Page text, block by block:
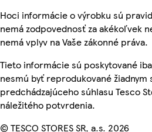
Hoci informácie o výrobku sú
nemá zodpovednosť za akékoľvek
nemá vplyv na Vaše zákonné práva.
Tieto informácie sú poskytované
nesmú byť reprodukované žiadnym
predchádzajúceho súhlasu Tesco
náležitého potvrdenia.
© TESCO STORES SR, a.s. 2026